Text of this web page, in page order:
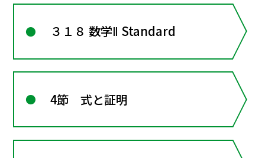
３１８ 数学Ⅱ Standard
4節 式と証明